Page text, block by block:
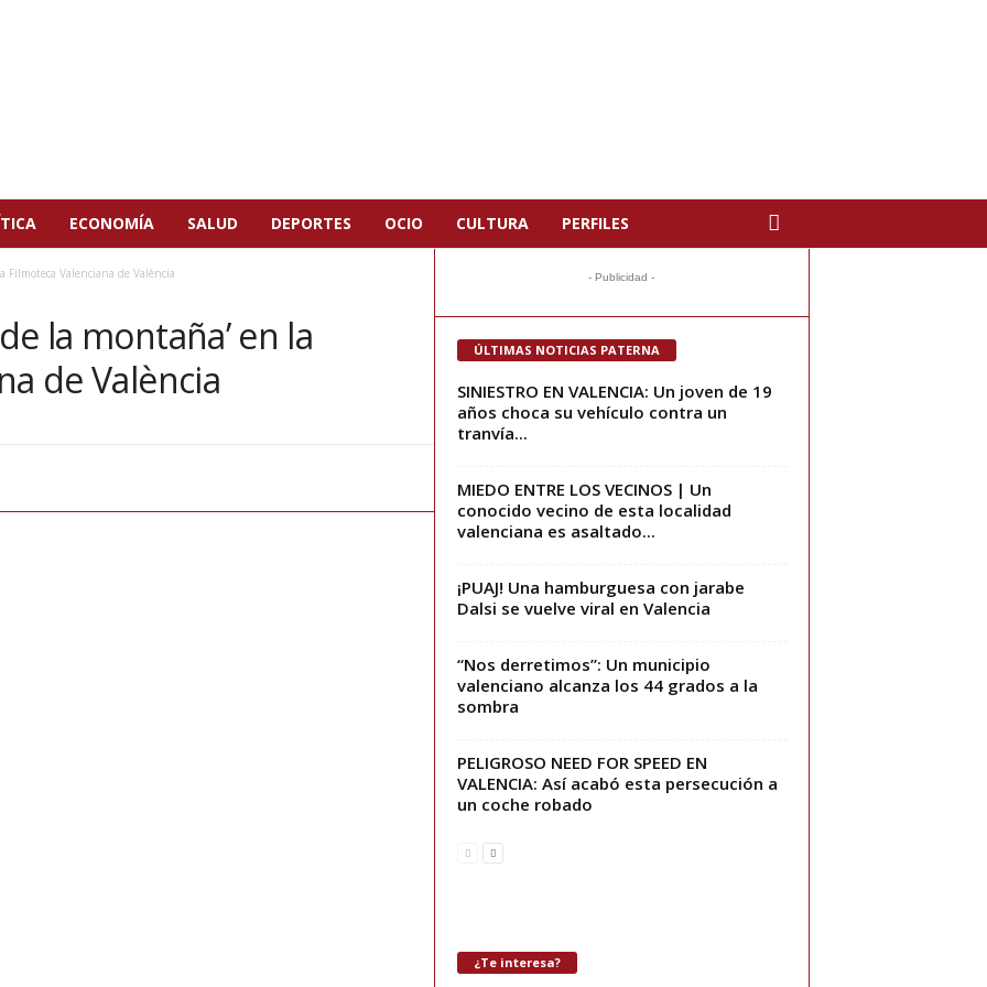
ECONOMÍA SALUD DEPORTES OCIO CULTURA PERFILES
Filmoteca Valenciana de València
la montaña’ en la
de València
- Publicidad -
ÚLTIMAS NOTICIAS PATERNA
SINIESTRO EN VALENCIA: Un joven de 19
años choca su vehículo contra un
tranvía...
MIEDO ENTRE LOS VECINOS | Un
conocido vecino de esta localidad
valenciana es asaltado...
¡PUAJ! Una hamburguesa con jarabe
Dalsi se vuelve viral en Valencia
“Nos derretimos”: Un municipio
valenciano alcanza los 44 grados a la
sombra
PELIGROSO NEED FOR SPEED EN
VALENCIA: Así acabó esta persecución a
un coche robado
¿Te interesa?